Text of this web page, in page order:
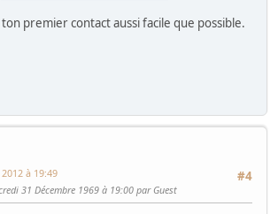
premier contact aussi facile que possible.
#4
à 19:49
31 Décembre 1969 à 19:00 par Guest